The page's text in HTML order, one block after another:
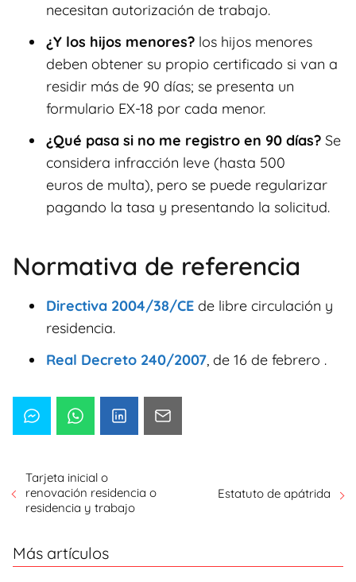
necesitan autorización de trabajo.
¿Y los hijos menores? los hijos menores
deben obtener su propio certificado si van a
residir más de 90 días; se presenta un
formulario EX-18 por cada menor.
¿Qué pasa si no me registro en 90 días? Se
considera infracción leve (hasta 500
euros de multa), pero se puede regularizar
pagando la tasa y presentando la solicitud.
Normativa de referencia
Directiva 2004/38/CE de libre circulación y
residencia.
Real Decreto 240/2007, de 16 de febrero .
Tarjeta inicial o
renovación residencia o
residencia y trabajo
Estatuto de apátrida
Más artículos